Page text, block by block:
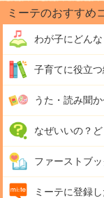
ミーテのおすすめ
わが子にどんな
子育てに役立つ
うた・読み聞
なぜいいの？
ファーストブ
ミーテに登録